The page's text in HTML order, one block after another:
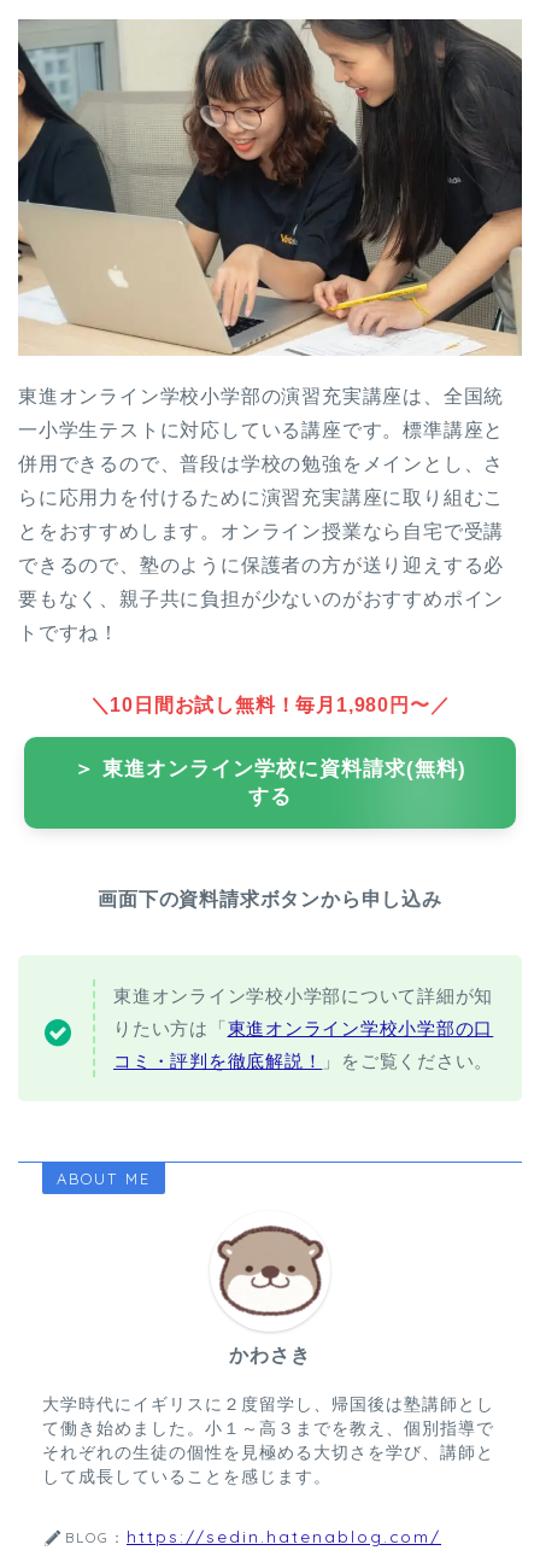
東進オンライン学校小学部の演習充実講座は、全国統
一小学生テストに対応している講座です。標準講座と
併用できるので、普段は学校の勉強をメインとし、さ
らに応用力を付けるために演習充実講座に取り組むこ
とをおすすめします。オンライン授業なら自宅で受講
できるので、塾のように保護者の方が送り迎えする必
要もなく、親子共に負担が少ないのがおすすめポイン
トですね！
＼10日間お試し無料！毎月1,980円〜／
＞ 東進オンライン学校に資料請求(無料)
する
画面下の資料請求ボタンから申し込み
東進オンライン学校小学部について詳細が知
りたい方は「東進オンライン学校小学部の口
コミ・評判を徹底解説！
」をご覧ください。
ABOUT ME
かわさき
大学時代にイギリスに２度留学し、帰国後は塾講師とし
て働き始めました。小１～高３までを教え、個別指導で
それぞれの生徒の個性を見極める大切さを学び、講師と
して成長していることを感じます。
BLOG： https://sedin.hatenablog.com/